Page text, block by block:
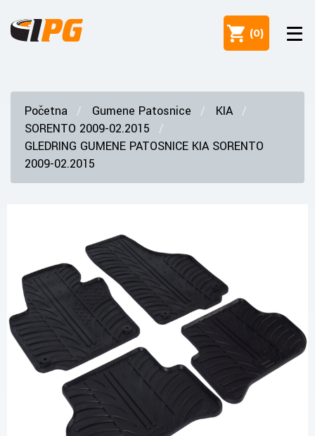
(0)
Početna Gumene Patosnice
KIA
SORENTO 2009-02.2015
GLEDRING GUMENE PATOSNICE KIA SORENTO
2009-02.2015